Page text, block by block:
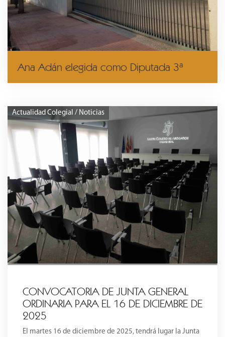
Ana Adán elegida como Diputada 3ª
Actualidad Colegial / Noticias
CONVOCATORIA DE JUNTA GENERAL
ORDINARIA PARA EL 16 DE DICIEMBRE DE
2025
El martes 16 de diciembre de 2025, tendrá lugar la Junta